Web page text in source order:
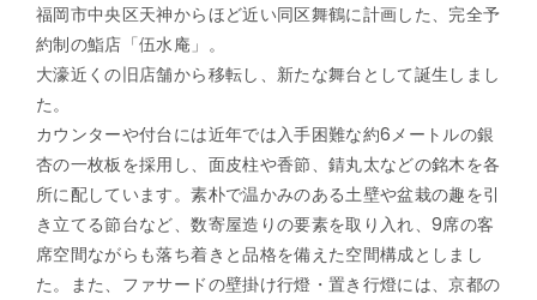
福岡市中央区天神からほど近い同区舞鶴に計画した、完全予
約制の鮨店「伍水庵」。
大濠近くの旧店舗から移転し、新たな舞台として誕生しまし
た。
カウンターや付台には近年では入手困難な約6メートルの銀
杏の一枚板を採用し、面皮柱や香節、錆丸太などの銘木を各
所に配しています。素朴で温かみのある土壁や盆栽の趣を引
き立てる節台など、数寄屋造りの要素を取り入れ、9席の客
席空間ながらも落ち着きと品格を備えた空間構成としまし
た。また、ファサードの壁掛け行燈・置き行燈には、京都の